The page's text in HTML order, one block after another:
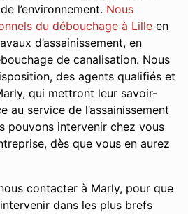
l’environnement. Nous
du débouchage à Lille en
d’assainissement, en
de canalisation. Nous
des agents qualifiés et
qui mettront leur savoir-
au service de l’assainissement
pouvons intervenir chez vous
dès que vous en aurez
contacter à Marly, pour que
dans les plus brefs